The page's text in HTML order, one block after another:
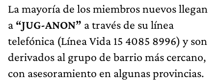
La mayoría de los miembros nuevos llegan
a “JUG-ANON” a través de su línea
telefónica (Línea Vida 15 4085 8996) y son
derivados al grupo de barrio más cercano,
con asesoramiento en algunas provincias.